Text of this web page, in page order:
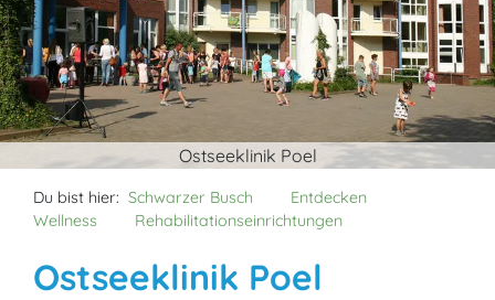
Ostseeklinik Poel
Du bist hier: Schwarzer Busch
Entdecken
Wellness
Rehabilitationseinrichtungen
Ostseeklinik Poel